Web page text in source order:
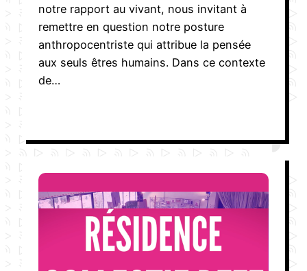
notre rapport au vivant, nous invitant à
remettre en question notre posture
anthropocentriste qui attribue la pensée
aux seuls êtres humains. Dans ce contexte
de…